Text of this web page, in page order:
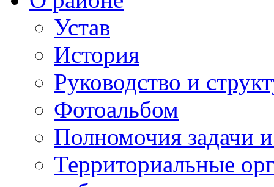
Устав
История
Руководство и
Фотоальбом
Полномочия задачи
Территориальные